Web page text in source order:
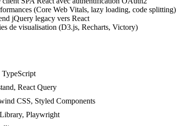
(Core Web Vitals, lazy loading, code splitting)
jQuery legacy vers React
de visualisation (D3.js, Recharts, Victory)
TypeScript
React Query
CSS, Styled Components
Playwright